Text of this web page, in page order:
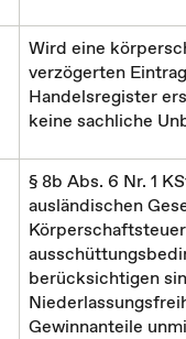
Wird eine
verzögerten
Handelsregister
keine sachliche
§ 8b Abs. 6 Nr. 1
ausländischen
berücksichtigen
Gewinnanteile